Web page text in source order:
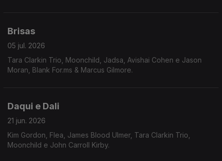
Brisas
05 jul. 2026
Tara Clarkin Trio, Moonchild, Jadsa, Avishai Cohen e Jason
Moran, Blank For.ms & Marcus Gilmore.
Daqui e Dali
21 jun. 2026
Kim Gordon, Flea, James Blood Ulmer, Tara Clarkin Trio,
Moonchild e John Carroll Kirby.